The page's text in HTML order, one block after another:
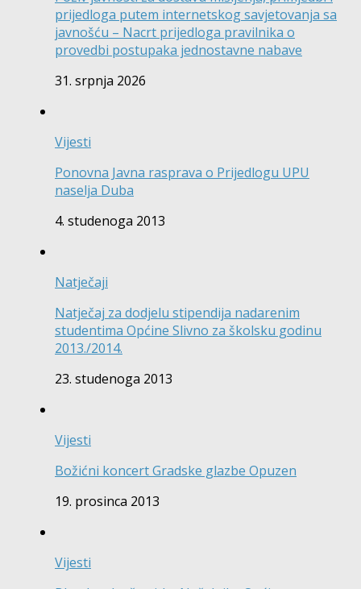
prijedloga putem internetskog savjetovanja sa
javnošću – Nacrt prijedloga pravilnika o
provedbi postupaka jednostavne nabave
31. srpnja 2026
Vijesti
Ponovna Javna rasprava o Prijedlogu UPU
naselja Duba
4. studenoga 2013
Natječaji
Natječaj za dodjelu stipendija nadarenim
studentima Općine Slivno za školsku godinu
2013./2014.
23. studenoga 2013
Vijesti
Božićni koncert Gradske glazbe Opuzen
19. prosinca 2013
Vijesti